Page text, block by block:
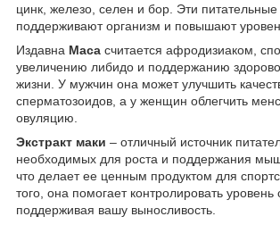
цинк, железо, селен и бор. Эти
поддерживают организм и повышают
Издавна Maca считается афродизиаком,
увеличению либидо и поддержанию
жизни. У мужчин она может улучшить
сперматозоидов, а у женщин облегчить
овуляцию.
Экстракт маки – отличный источник
необходимых для роста и поддержания
что делает ее ценным продуктом для
того, она помогает контролировать уровень
поддерживая вашу выносливость.